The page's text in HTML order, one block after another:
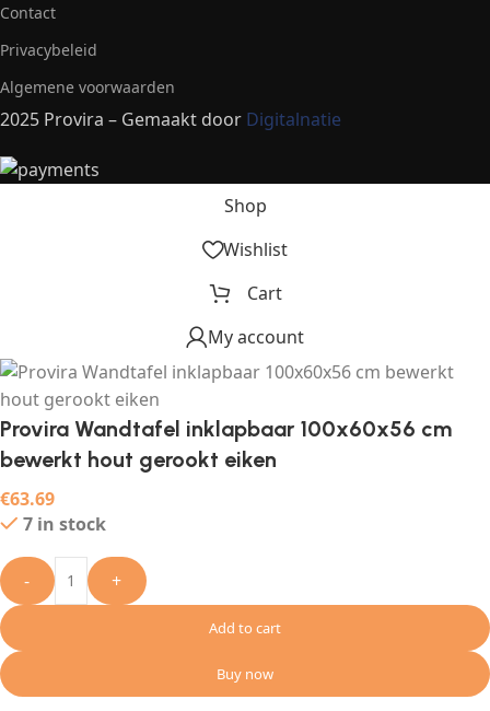
Contact
Privacybeleid
Algemene voorwaarden
2025 Provira – Gemaakt door Digitalnatie
Shop
Wishlist
Cart
My account
Provira Wandtafel inklapbaar 100x60x56 cm
bewerkt hout gerookt eiken
€63.69
7 in stock
- +
Add to cart
Buy now